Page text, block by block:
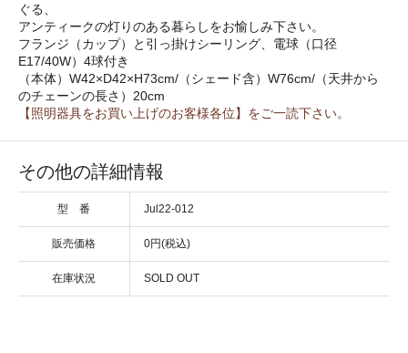
ぐる、
アンティークの灯りのある暮らしをお愉しみ下さい。
フランジ（カップ）と引っ掛けシーリング、電球（口径
E17/40W）4球付き
（本体）W42×D42×H73cm/（シェード含）W76cm/（天井から
のチェーンの長さ）20cm
【照明器具をお買い上げのお客様各位】をご一読下さい。
その他の詳細情報
型 番 Jul22-012
販売価格 0円(税込)
在庫状況 SOLD OUT